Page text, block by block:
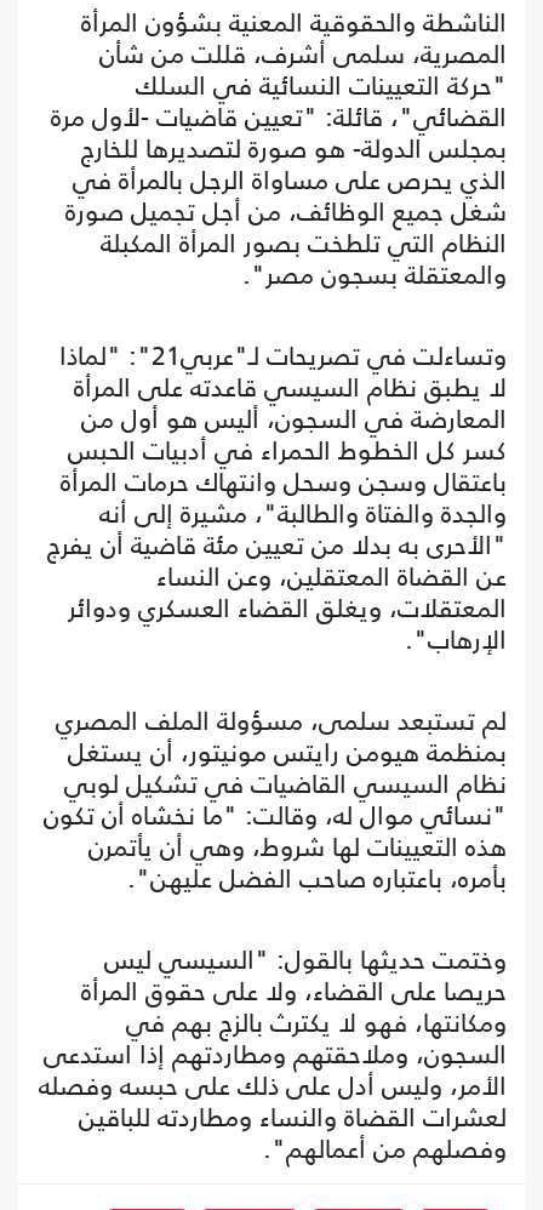
الناشطة والحقوقية المعنية بشؤون المرأة
المصرية، سلمى أشرف، قللت من شأن
"حركة التعيينات النسائية في السلك
القضائي"، قائلة: "تعيين قاضيات -لأول مرة
بمجلس الدولة- هو صورة لتصديرها للخارج
الذي يحرص على مساواة الرجل بالمرأة في
شغل جميع الوظائف، من أجل تجميل صورة
النظام التي تلطخت بصور المرأة المكبلة
والمعتقلة بسجون مصر".
وتساءلت في تصريحات لـ"عربي21": "لماذا
لا يطبق نظام السيسي قاعدته على المرأة
المعارضة في السجون، أليس هو أول من
كسر كل الخطوط الحمراء في أدبيات الحبس
باعتقال وسجن وسحل وانتهاك حرمات المرأة
والجدة والفتاة والطالبة"، مشيرة إلى أنه
"الأحرى به بدلا من تعيين مئة قاضية أن يفرج
عن القضاة المعتقلين، وعن النساء
المعتقلات، ويغلق القضاء العسكري ودوائر
الإرهاب".
لم تستبعد سلمى، مسؤولة الملف المصري
بمنظمة هيومن رايتس مونيتور، أن يستغل
نظام السيسي القاضيات في تشكيل لوبي
"نسائي موال له، وقالت: "ما نخشاه أن تكون
هذه التعيينات لها شروط، وهي أن يأتمرن
بأمره، باعتباره صاحب الفضل عليهن".
وختمت حديثها بالقول: "السيسي ليس
حريصا على القضاء، ولا على حقوق المرأة
ومكانتها، فهو لا يكترث بالزج بهم في
السجون، وملاحقتهم ومطاردتهم إذا استدعى
الأمر، وليس أدل على ذلك على حبسه وفصله
لعشرات القضاة والنساء ومطاردته للباقين
وفصلهم من أعمالهم".